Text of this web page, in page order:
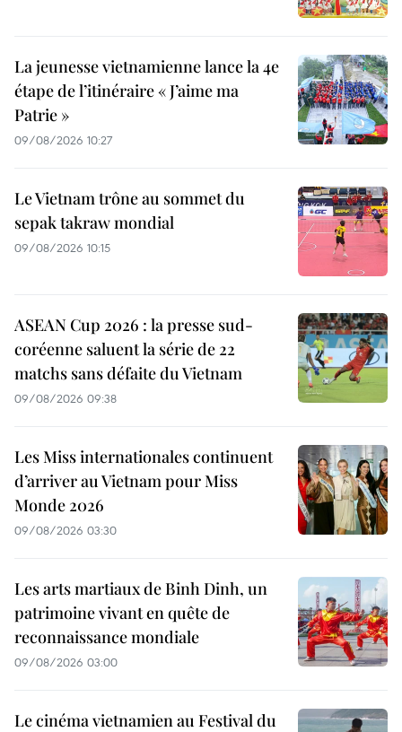
La jeunesse vietnamienne lance la 4e
étape de l’itinéraire « J’aime ma
Patrie »
09/08/2026 10:27
Le Vietnam trône au sommet du
sepak takraw mondial
09/08/2026 10:15
ASEAN Cup 2026 : la presse sud-
coréenne saluent la série de 22
matchs sans défaite du Vietnam
09/08/2026 09:38
Les Miss internationales continuent
d’arriver au Vietnam pour Miss
Monde 2026
09/08/2026 03:30
Les arts martiaux de Binh Dinh, un
patrimoine vivant en quête de
reconnaissance mondiale
09/08/2026 03:00
Le cinéma vietnamien au Festival du